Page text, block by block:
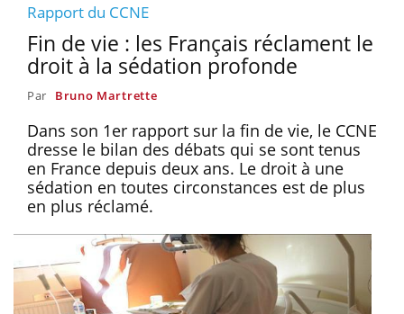
Rapport du CCNE
Fin de vie : les Français réclament le
droit à la sédation profonde
Par Bruno Martrette
Dans son 1er rapport sur la fin de vie, le CCNE
dresse le bilan des débats qui se sont tenus
en France depuis deux ans. Le droit à une
sédation en toutes circonstances est de plus
en plus réclamé.